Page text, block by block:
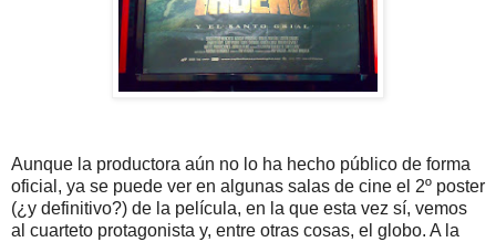
Aunque la productora aún no lo ha hecho público de forma
oficial, ya se puede ver en algunas salas de cine el 2º poster
(¿y definitivo?) de la película, en la que esta vez sí, vemos
al cuarteto protagonista y, entre otras cosas, el globo. A la